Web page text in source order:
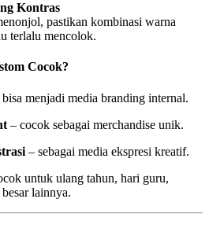
Kontras
pastikan kombinasi warna
terlalu mencolok.
Cocok?
bisa menjadi media branding internal.
– cocok sebagai merchandise unik.
– sebagai media ekspresi kreatif.
untuk ulang tahun, hari guru,
lainnya.